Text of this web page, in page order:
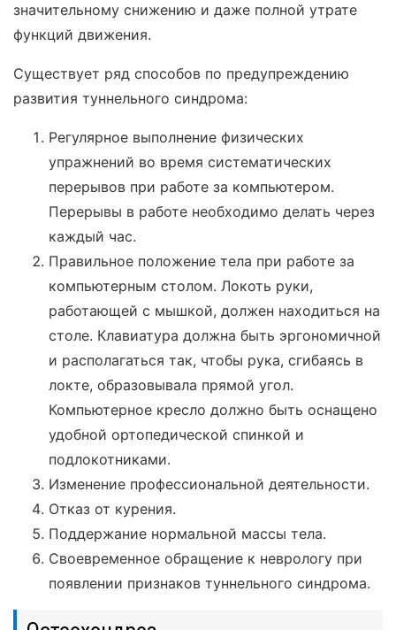
значительному снижению и даже полной утрате
функций движения.
Существует ряд способов по предупреждению
развития туннельного синдрома:
Регулярное выполнение физических
упражнений во время систематических
перерывов при работе за компьютером.
Перерывы в работе необходимо делать через
каждый час.
Правильное положение тела при работе за
компьютерным столом. Локоть руки,
работающей с мышкой, должен находиться на
столе. Клавиатура должна быть эргономичной
и располагаться так, чтобы рука, сгибаясь в
локте, образовывала прямой угол.
Компьютерное кресло должно быть оснащено
удобной ортопедической спинкой и
подлокотниками.
Изменение профессиональной деятельности.
Отказ от курения.
Поддержание нормальной массы тела.
Своевременное обращение к неврологу при
появлении признаков туннельного синдрома.